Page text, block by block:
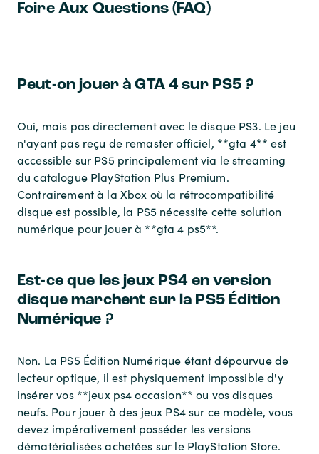
Foire Aux Questions (FAQ)
Peut-on jouer à GTA 4 sur PS5 ?
Oui, mais pas directement avec le disque PS3. Le jeu
n'ayant pas reçu de remaster officiel, **gta 4** est
accessible sur PS5 principalement via le streaming
du catalogue PlayStation Plus Premium.
Contrairement à la Xbox où la rétrocompatibilité
disque est possible, la PS5 nécessite cette solution
numérique pour jouer à **gta 4 ps5**.
Est-ce que les jeux PS4 en version
disque marchent sur la PS5 Édition
Numérique ?
Non. La PS5 Édition Numérique étant dépourvue de
lecteur optique, il est physiquement impossible d'y
insérer vos **jeux ps4 occasion** ou vos disques
neufs. Pour jouer à des jeux PS4 sur ce modèle, vous
devez impérativement posséder les versions
dématérialisées achetées sur le PlayStation Store.